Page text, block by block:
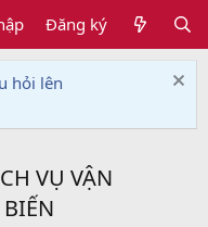
Đăng ký
hỏi lên
VỤ VẬN